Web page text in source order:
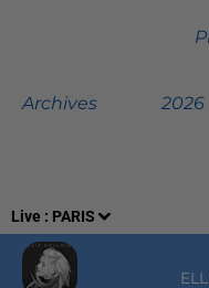
Live : PARIS
Archives 2026